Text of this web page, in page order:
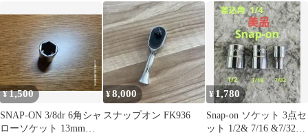
ド
ットレンチ セット
¥1,500
SNAP-ON 3/8dr 6角シャ
ローソケット 13mm
¥8,000
スナップオン FK936
¥1,780
Snap-on ソケット 3点セ
ット 1/2& 7/16 &7/32差